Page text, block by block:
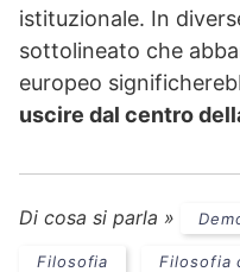
istituzionale. In
sottolineato che
europeo
uscire dal centro
Di cosa si parla »
Filosofia Filosofia